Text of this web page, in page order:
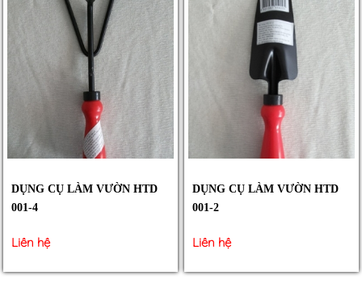
DỤNG CỤ LÀM VƯỜN HTD
001-4
Liên hệ
DỤNG CỤ LÀM VƯỜN HTD
001-2
Liên hệ